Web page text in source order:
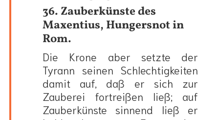
36. Zauberkünste des
Maxentius, Hungersnot in
Rom.
Die Krone aber setzte der
Tyrann seinen Schlechtigkeiten
damit auf, daß er sich zur
Zauberei fortreißen ließ; auf
Zauberkünste sinnend ließ er